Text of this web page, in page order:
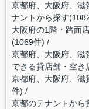
京都府、大阪府、滋
ナントから探す
大阪府の1階・路面
(1069件)
京都府、大阪府、滋
できる貸店舗・空
京都府、大阪府、滋
件)
京都のテナントから